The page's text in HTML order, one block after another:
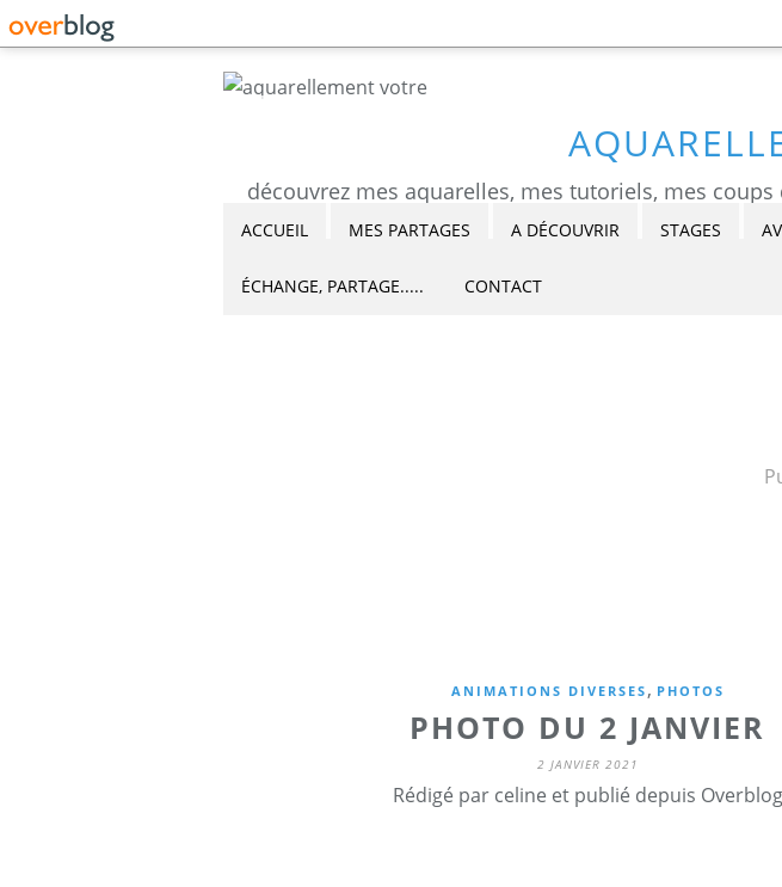
ACCUEIL MES PARTAGES A DÉCOUVRIR STAGES
ÉCHANGE, PARTAGE..... CONTACT
ANIMATIONS DIVERSES , PHOTOS
PHOTO DU 2 JANVIER
2 JANVIER 2021
Rédigé par celine et publié depuis Overblog